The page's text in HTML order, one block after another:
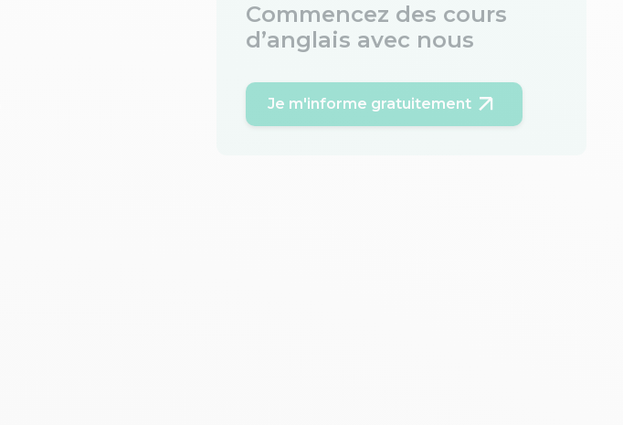
Commencez des cours
d’anglais avec nous
Je m'informe gratuitement